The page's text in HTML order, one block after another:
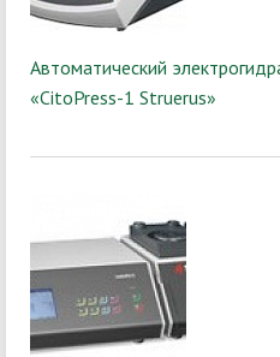
Автоматический
«CitoPress-1 Struerus»